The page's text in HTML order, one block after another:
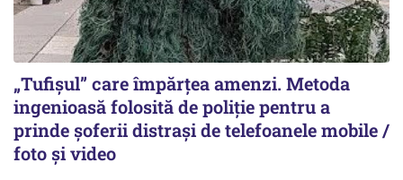
„Tufișul” care împărțea amenzi. Metoda
ingenioasă folosită de poliție pentru a
prinde șoferii distrași de telefoanele mobile /
foto și video